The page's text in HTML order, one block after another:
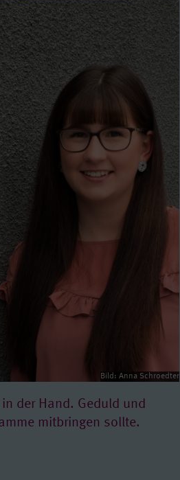
Bild: Anna Schroedter
der Hand. Geduld und
mitbringen sollte.